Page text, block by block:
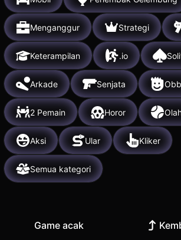
Menganggur Strategi
Keterampilan .io
Arkade Senjata
2 Pemain Horor
Aksi Ular Kliker
Semua kategori
Game acak